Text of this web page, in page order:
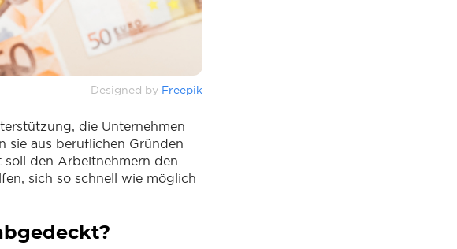
Designed by Freepik
die Unternehmen
sie aus beruflichen Gründen
soll den Arbeitnehmern den
sich so schnell wie möglich